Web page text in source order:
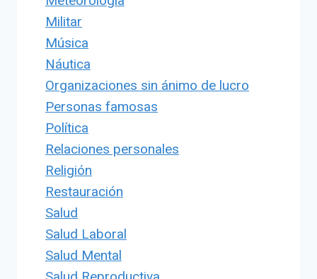
Militar
Música
Náutica
Organizaciones sin ánimo de lucro
Personas famosas
Política
Relaciones personales
Religión
Restauración
Salud
Salud Laboral
Salud Mental